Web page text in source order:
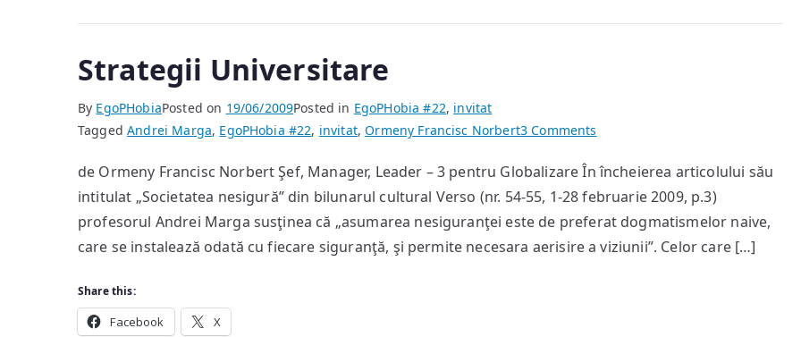
Strategii Universitare
By EgoPHobiaPosted on 19/06/2009Posted in EgoPHobia #22, invitat
TaggedAndrei Marga, EgoPHobia #22, invitat,Ormeny Francisc Norbert3 Comments
Universitare
de Ormeny Francisc Norbert Şef, Manager, Leader – 3 pentru Globalizare În încheierea articolului său
intitulat „Societatea nesigură” din bilunarul cultural Verso (nr. 54-55, 1-28 februarie 2009, p.3)
profesorul Andrei Marga susţinea că „asumarea nesiguranţei este de preferat dogmatismelor naive,
care se instalează odată cu fiecare siguranţă, şi permite necesara aerisire a viziunii”. Celor care […]
Share this:
Facebook X